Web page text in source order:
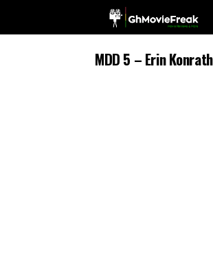
MDD 5 – Erin Konrath